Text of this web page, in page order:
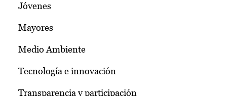
Jóvenes
Mayores
Medio Ambiente
Tecnología e innovación
Transparencia y participación